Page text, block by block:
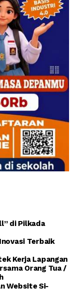
di Pilkada
Terbaik
Kerja Lapangan
Orang Tua /
Website Si-